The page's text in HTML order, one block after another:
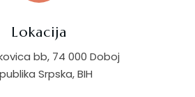
Lokacija
bb, 74 000 Doboj
Srpska, BIH